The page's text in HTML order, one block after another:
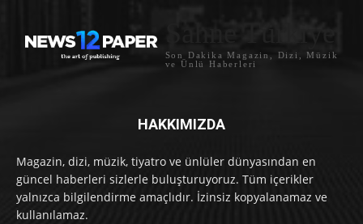
Sahne Türkiye
Son Dakika Magazin, Dizi, Müzik
ve Ünlü Haberleri
HAKKIMIZDA
Magazin, dizi, müzik, tiyatro ve ünlüler dünyasından en
güncel haberleri sizlerle buluşturuyoruz. Tüm içerikler
yalnızca bilgilendirme amaçlıdır. İzinsiz kopyalanamaz ve
kullanılamaz.